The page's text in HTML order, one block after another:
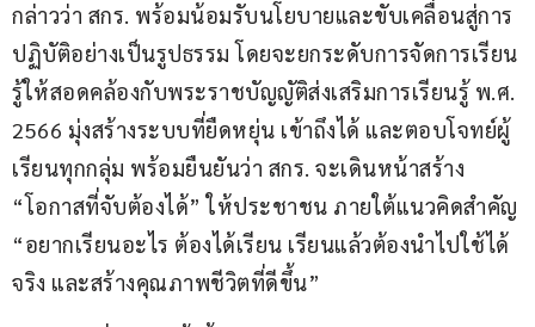
กล่าวว่า สกร. พร้อมน้อมรับนโยบายและขับเคลื่อนสู่การ
ปฏิบัติอย่างเป็นรูปธรรม โดยจะยกระดับการจัดการเรียน
รู้ให้สอดคล้องกับพระราชบัญญัติส่งเสริมการเรียนรู้ พ.ศ.
2566 มุ่งสร้างระบบที่ยืดหยุ่น เข้าถึงได้ และตอบโจทย์ผู้
เรียนทุกกลุ่ม พร้อมยืนยันว่า สกร. จะเดินหน้าสร้าง
“โอกาสที่จับต้องได้” ให้ประชาชน ภายใต้แนวคิดสำคัญ
“อยากเรียนอะไร ต้องได้เรียน เรียนแล้วต้องนำไปใช้ได้
จริง และสร้างคุณภาพชีวิตที่ดีขึ้น”